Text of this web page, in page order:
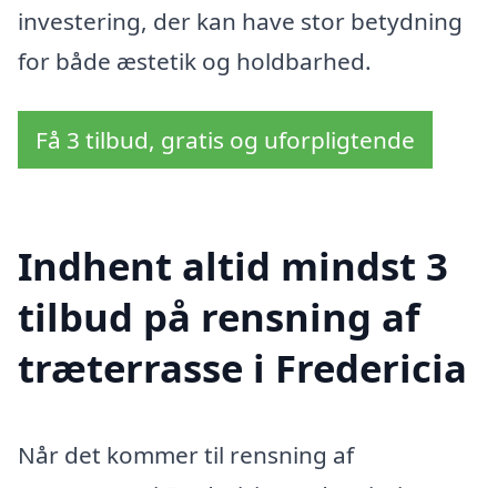
investering, der kan have stor betydning
for både æstetik og holdbarhed.
Få 3 tilbud, gratis og uforpligtende
Indhent altid mindst 3
tilbud på rensning af
træterrasse i Fredericia
Når det kommer til rensning af